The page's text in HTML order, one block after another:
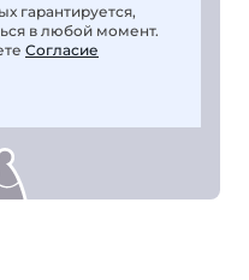
гарантируется,
в любой момент.
Согласие